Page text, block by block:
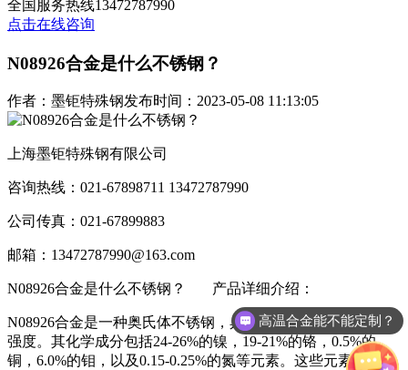
全国服务热线13472787990
点击在线咨询
N08926合金是什么不锈钢？
作者：墨钜特殊钢发布时间：2023-05-08 11:13:05
上海墨钜特殊钢有限公司
咨询热线：021-67898711 13472787990
公司传真：021-67899883
邮箱：13472787990@163.com
N08926合金是什么不锈钢？ 产品详细介绍：
N08926合金是一种奥氏体不锈钢，具有良好的耐腐蚀性和高
强度。其化学成分包括24-26%的镍，19-21%的铬，0.5%的
铜，6.0%的钼，以及0.15-0.25%的氮等元素。这些元素的添加
高温合金能不能定制？